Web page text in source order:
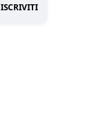
ISCRIVITI